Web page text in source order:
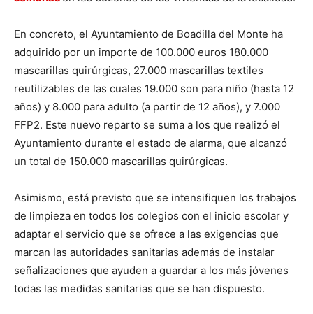
En concreto, el Ayuntamiento de Boadilla del Monte ha
adquirido por un importe de 100.000 euros 180.000
mascarillas quirúrgicas, 27.000 mascarillas textiles
reutilizables de las cuales 19.000 son para niño (hasta 12
años) y 8.000 para adulto (a partir de 12 años), y 7.000
FFP2. Este nuevo reparto se suma a los que realizó el
Ayuntamiento durante el estado de alarma, que alcanzó
un total de 150.000 mascarillas quirúrgicas.
Asimismo, está previsto que se intensifiquen los trabajos
de limpieza en todos los colegios con el inicio escolar y
adaptar el servicio que se ofrece a las exigencias que
marcan las autoridades sanitarias además de instalar
señalizaciones que ayuden a guardar a los más jóvenes
todas las medidas sanitarias que se han dispuesto.